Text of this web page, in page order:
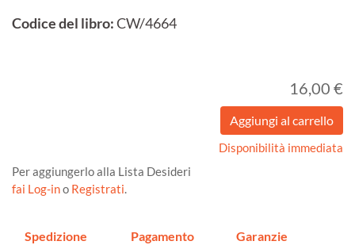
Codice del libro:CW/4664
16,00 €
Disponibilità immediata
Per aggiungerlo alla Lista Desideri
fai Log-ino Registrati.
Spedizione Pagamento Garanzie